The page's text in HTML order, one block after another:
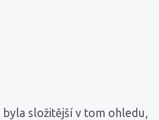
byla složitější v tom ohledu,